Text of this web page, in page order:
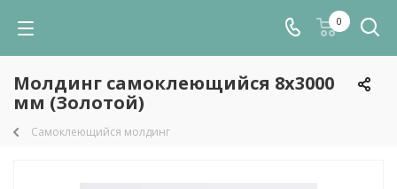
0
Молдинг самоклеющийся 8х3000
мм (Золотой)
Самоклеющийся молдинг